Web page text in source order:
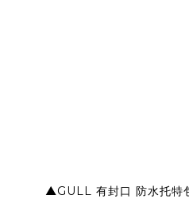
▲GULL 有封口 防水托特包